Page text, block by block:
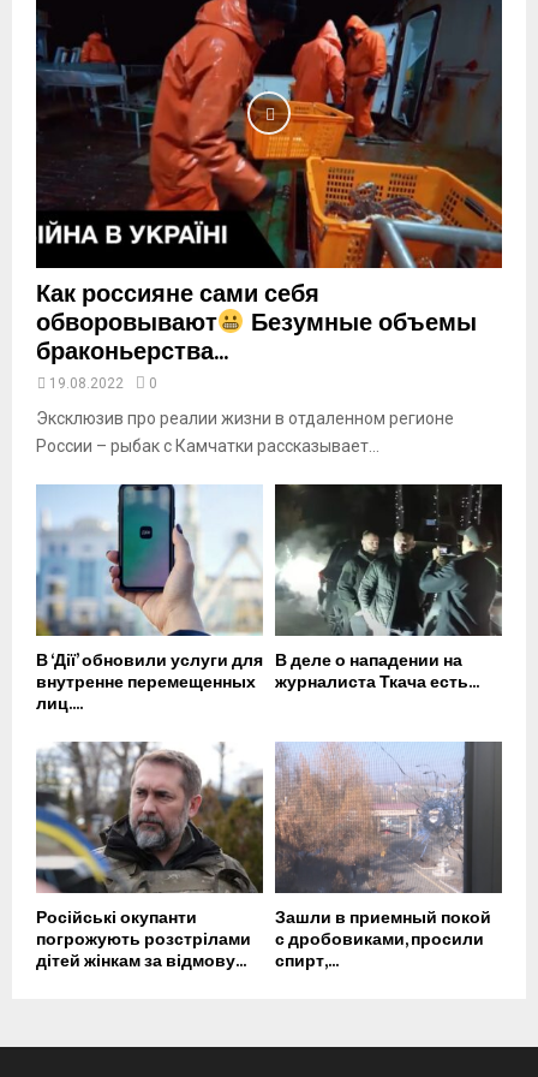
y
b
e
Как россияне сами себя
обворовывают Безумные объемы
браконьерства...
19.08.2022 0
Эксклюзив про реалии жизни в отдаленном регионе
России – рыбак с Камчатки рассказывает...
В ‘Дії’ обновили услуги для
внутренне перемещенных
лиц....
В деле о нападении на
журналиста Ткача есть...
Російські окупанти
погрожують розстрілами
дітей жінкам за відмову...
Зашли в приемный покой
с дробовиками, просили
спирт,...